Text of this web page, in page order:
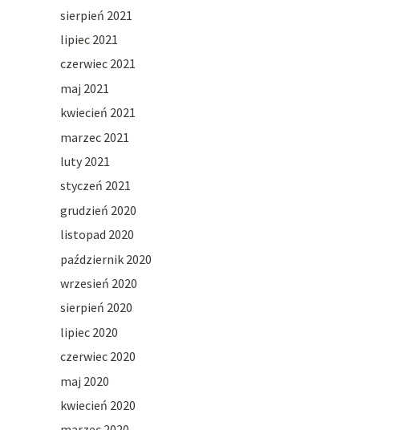
sierpień 2021
lipiec 2021
czerwiec 2021
maj 2021
kwiecień 2021
marzec 2021
luty 2021
styczeń 2021
grudzień 2020
listopad 2020
październik 2020
wrzesień 2020
sierpień 2020
lipiec 2020
czerwiec 2020
maj 2020
kwiecień 2020